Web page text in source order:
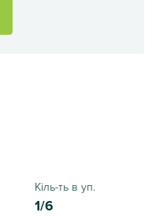
Кіль-ть в уп.
1/6